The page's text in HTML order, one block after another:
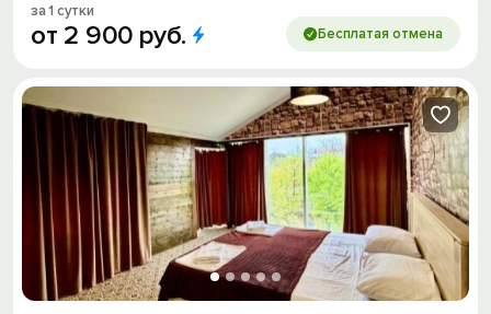
за 1 сутки
от 2 900 руб. Бесплатая отмена